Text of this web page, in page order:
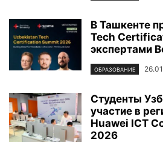
В Ташкенте
Tech
экспертами
ОБРАЗОВАНИЕ
Студенты
участие в
Huawei ICT
2026